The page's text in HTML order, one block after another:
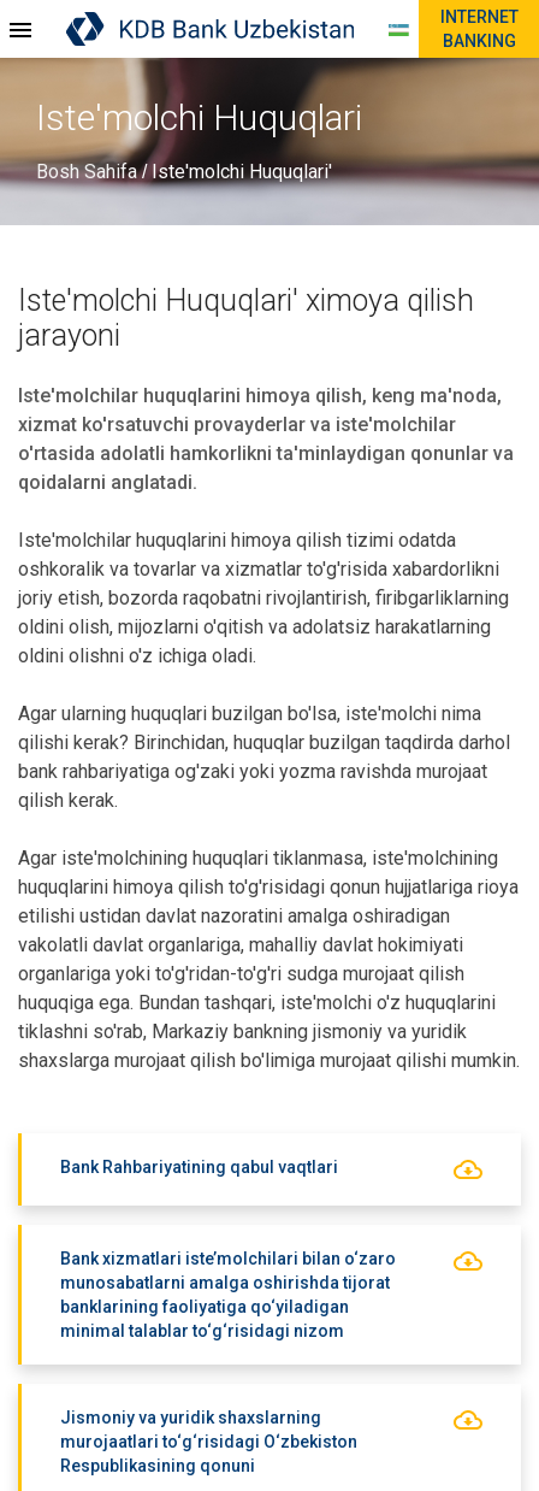
INTERNET
BANKING
Iste'molchi Huquqlari
Bosh Sahifa/ Iste'molchi Huquqlari'
Iste'molchi Huquqlari' ximoya qilish
jarayoni
Iste'molchilar huquqlarini himoya qilish, keng ma'noda,
xizmat ko'rsatuvchi provayderlar va iste'molchilar
o'rtasida adolatli hamkorlikni ta'minlaydigan qonunlar va
qoidalarni anglatadi.
Iste'molchilar huquqlarini himoya qilish tizimi odatda
oshkoralik va tovarlar va xizmatlar to'g'risida xabardorlikni
joriy etish, bozorda raqobatni rivojlantirish, firibgarliklarning
oldini olish, mijozlarni o'qitish va adolatsiz harakatlarning
oldini olishni o'z ichiga oladi.
Agar ularning huquqlari buzilgan bo'lsa, iste'molchi nima
qilishi kerak? Birinchidan, huquqlar buzilgan taqdirda darhol
bank rahbariyatiga og'zaki yoki yozma ravishda murojaat
qilish kerak.
Agar iste'molchining huquqlari tiklanmasa, iste'molchining
huquqlarini himoya qilish to'g'risidagi qonun hujjatlariga rioya
etilishi ustidan davlat nazoratini amalga oshiradigan
vakolatli davlat organlariga, mahalliy davlat hokimiyati
organlariga yoki to'g'ridan-to'g'ri sudga murojaat qilish
huquqiga ega. Bundan tashqari, iste'molchi o'z huquqlarini
tiklashni so'rab, Markaziy bankning jismoniy va yuridik
shaxslarga murojaat qilish bo'limiga murojaat qilishi mumkin.
Bank Rahbariyatining qabul vaqtlari
Bank xizmatlari iste’molchilari bilan o‘zaro
munosabatlarni amalga oshirishda tijorat
banklarining faoliyatiga qo‘yiladigan
minimal talablar to‘g‘risidagi nizom
Jismoniy va yuridik shaxslarning
murojaatlari to‘g‘risidagi O‘zbekiston
Respublikasining qonuni